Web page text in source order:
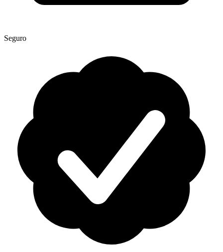
Seguro